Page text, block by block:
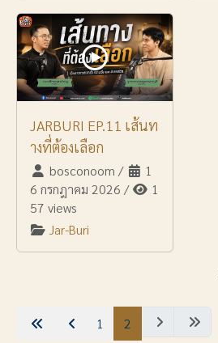
JARBURI EP.11 เส้นท
างที่ต้องเลือก
bosconoom /
1
6 กรกฎาคม 2026 /
1
57 views
Jar-Buri
1 2